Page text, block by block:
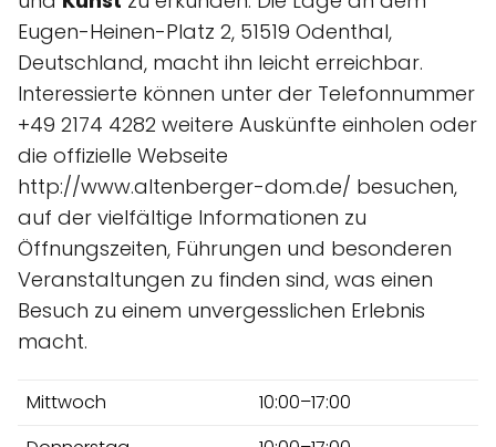
Eugen-Heinen-Platz 2, 51519 Odenthal,
Deutschland, macht ihn leicht erreichbar.
Interessierte können unter der Telefonnummer
+49 2174 4282 weitere Auskünfte einholen oder
die offizielle Webseite
http://www.altenberger-dom.de/ besuchen,
auf der vielfältige Informationen zu
Öffnungszeiten, Führungen und besonderen
Veranstaltungen zu finden sind, was einen
Besuch zu einem unvergesslichen Erlebnis
macht.
Mittwoch
10:00–17:00